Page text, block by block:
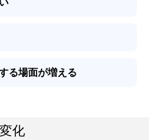
る場面が増える
化